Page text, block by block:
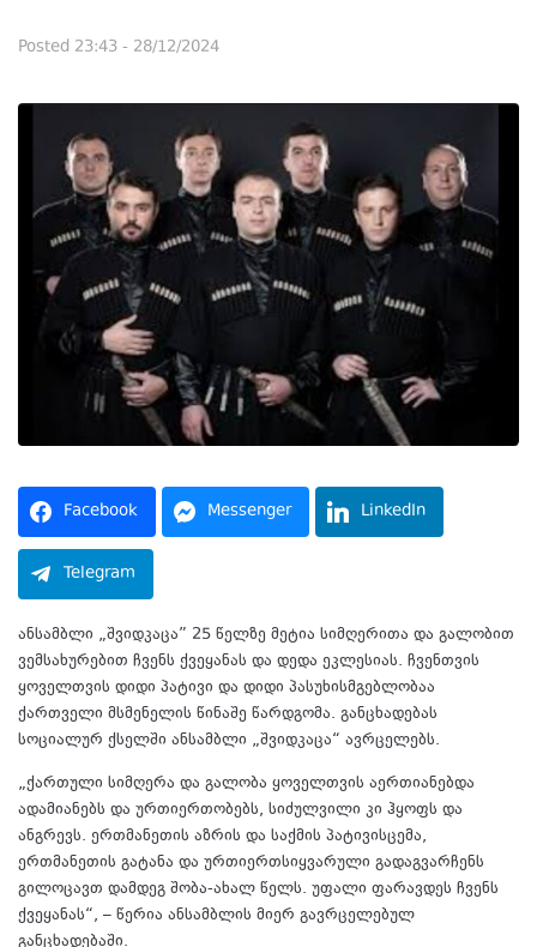
Posted 23:43 - 28/12/2024
Facebook Messenger LinkedIn
Telegram
ანსამბლი „შვიდკაცა” 25 წელზე მეტია სიმღერითა და გალობით
ვემსახურებით ჩვენს ქვეყანას და დედა ეკლესიას. ჩვენთვის
ყოველთვის დიდი პატივი და დიდი პასუხისმგებლობაა
ქართველი მსმენელის წინაშე წარდგომა. განცხადებას
სოციალურ ქსელში ანსამბლი „შვიდკაცა“ ავრცელებს.
„ქართული სიმღერა და გალობა ყოველთვის აერთიანებდა
ადამიანებს და ურთიერთობებს, სიძულვილი კი ჰყოფს და
ანგრევს. ერთმანეთის აზრის და საქმის პატივისცემა,
ერთმანეთის გატანა და ურთიერთსიყვარული გადაგვარჩენს
გილოცავთ დამდეგ შობა-ახალ წელს. უფალი ფარავდეს ჩვენს
ქვეყანას“, – წერია ანსამბლის მიერ გავრცელებულ
განცხადებაში.